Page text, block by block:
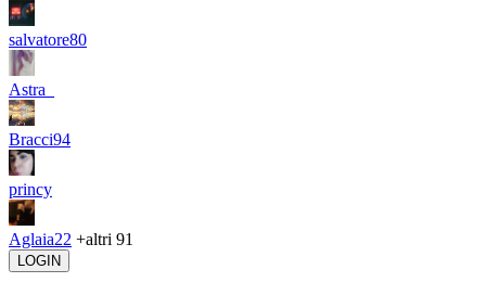
salvatore80
Astra_
Bracci94
princy
Aglaia22 +altri 91
LOGIN